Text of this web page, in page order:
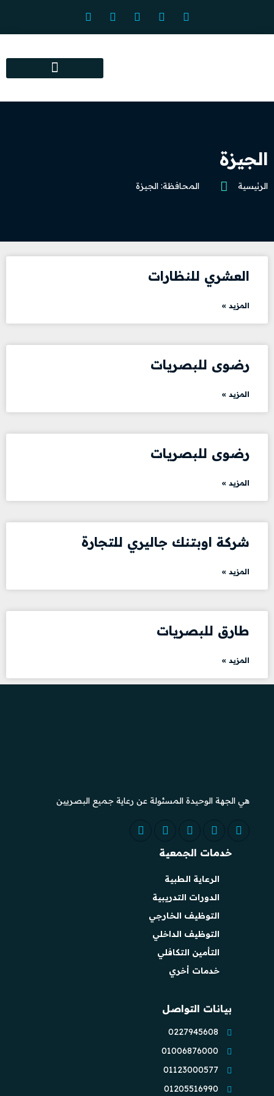
الجيزة
الرئيسية المحافظة: الجيزة
العشري للنظارات
المزيد »
رضوى للبصريات
المزيد »
رضوى للبصريات
المزيد »
شركة اوبتنك جاليري للتجارة
المزيد »
طارق للبصريات
المزيد »
هي الجهة الوحيدة المسئولة عن رعاية جميع البصريين
خدمات الجمعية
الرعاية الطبية
الدورات التدريبية
التوظيف الخارجي
التوظيف الداخلي
التأمين التكافلي
خدمات أخري
بيانات التواصل
0227945608
01006876000
01123000577
01205516990